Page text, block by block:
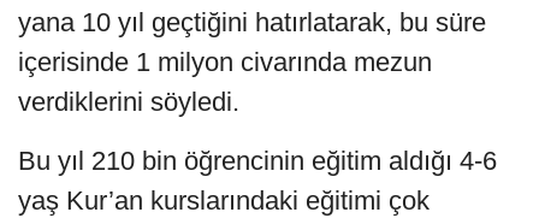
yana 10 yıl geçtiğini hatırlatarak, bu süre
içerisinde 1 milyon civarında mezun
verdiklerini söyledi.
Bu yıl 210 bin öğrencinin eğitim aldığı 4-6
yaş Kur’an kurslarındaki eğitimi çok